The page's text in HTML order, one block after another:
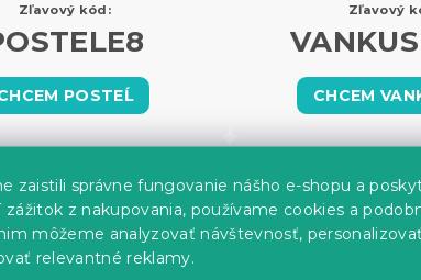
zaistili správne fungovanie nášho e-shopu a
zážitok z nakupovania, používame cookies a
môžeme analyzovať návštevnosť,
relevantné reklamy.
Zľavový kód:
POSTEĹ
Zľavový
CHCEM
15%